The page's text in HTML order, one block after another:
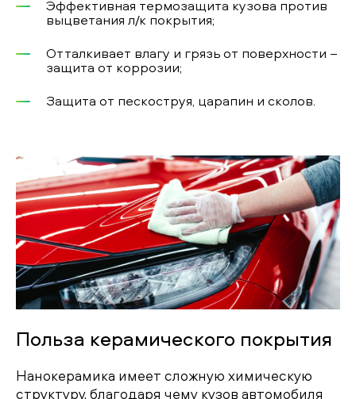
Эффективная термозащита кузова против
выцветания л/к покрытия;
Отталкивает влагу и грязь от поверхности –
защита от коррозии;
Защита от пескоструя, царапин и сколов.
Польза керамического покрытия
Нанокерамика имеет сложную химическую
структуру, благодаря чему кузов автомобиля